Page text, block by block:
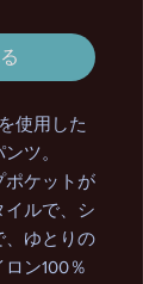
使用した
ツ。
ポケットが
イルで、シ
、ゆとりの
ン100％